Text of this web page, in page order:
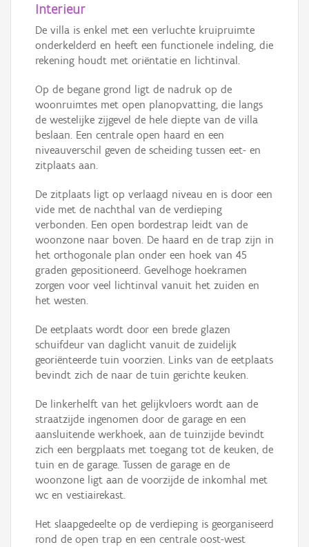
Interieur
De villa is enkel met een verluchte kruipruimte
onderkelderd en heeft een functionele indeling, die
rekening houdt met oriëntatie en lichtinval.
Op de begane grond ligt de nadruk op de
woonruimtes met open planopvatting, die langs
de westelijke zijgevel de hele diepte van de villa
beslaan. Een centrale open haard en een
niveauverschil geven de scheiding tussen eet- en
zitplaats aan.
De zitplaats ligt op verlaagd niveau en is door een
vide met de nachthal van de verdieping
verbonden. Een open bordestrap leidt van de
woonzone naar boven. De haard en de trap zijn in
het orthogonale plan onder een hoek van 45
graden gepositioneerd. Gevelhoge hoekramen
zorgen voor veel lichtinval vanuit het zuiden en
het westen.
De eetplaats wordt door een brede glazen
schuifdeur van daglicht vanuit de zuidelijk
georiënteerde tuin voorzien. Links van de eetplaats
bevindt zich de naar de tuin gerichte keuken.
De linkerhelft van het gelijkvloers wordt aan de
straatzijde ingenomen door de garage en een
aansluitende werkhoek, aan de tuinzijde bevindt
zich een bergplaats met toegang tot de keuken, de
tuin en de garage. Tussen de garage en de
woonzone ligt aan de voorzijde de inkomhal met
wc en vestiairekast.
Het slaapgedeelte op de verdieping is georganiseerd
rond de open trap en een centrale oost-west